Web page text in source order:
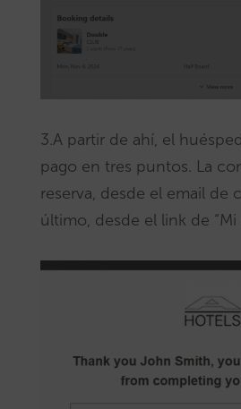
3.A partir de ahí, el
pago en tres puntos. La
reserva, desde el email de
último, desde el link de